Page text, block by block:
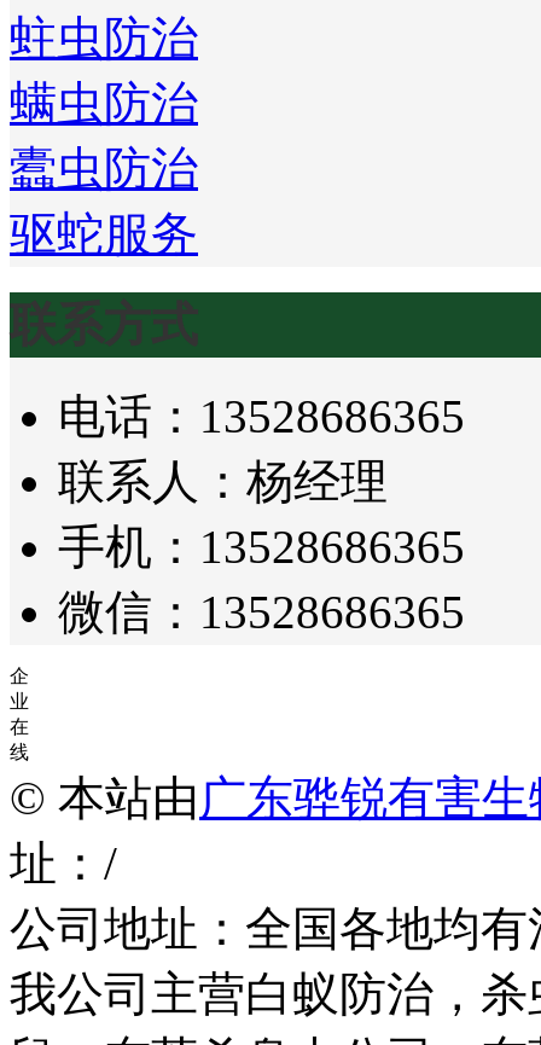
蛀虫防治
螨虫防治
蠹虫防治
驱蛇服务
联系方式
电话：13528686365
联系人：杨经理
手机：13528686365
微信：13528686365
企
业
在
线
© 本站由 广东骅锐有害
址：/
公司地址：全国各地均
我公司主营白蚁防治，